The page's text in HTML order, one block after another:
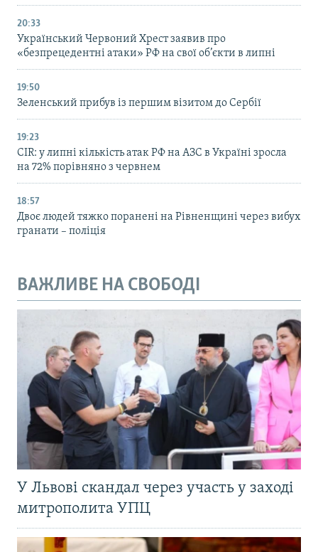
20:33
Український Червоний Хрест заявив про
«безпрецедентні атаки» РФ на свої об’єкти в липні
19:50
Зеленський прибув із першим візитом до Сербії
19:23
CIR: у липні кількість атак РФ на АЗС в Україні зросла
на 72% порівняно з червнем
18:57
Двоє людей тяжко поранені на Рівненщині через вибух
гранати – поліція
ВАЖЛИВЕ НА СВОБОДІ
У Львові скандал через участь у заході
митрополита УПЦ